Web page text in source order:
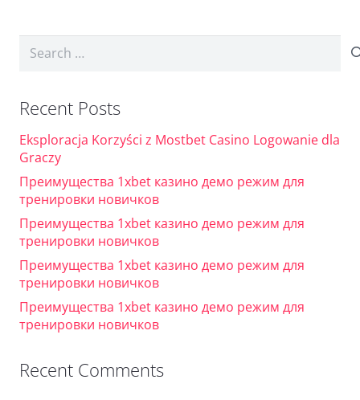
Search
Recent Posts
Eksploracja Korzyści z Mostbet Casino Logowanie dla
Graczy
Преимущества 1xbet казино демо режим для
тренировки новичков
Преимущества 1xbet казино демо режим для
тренировки новичков
Преимущества 1xbet казино демо режим для
тренировки новичков
Преимущества 1xbet казино демо режим для
тренировки новичков
Recent Comments